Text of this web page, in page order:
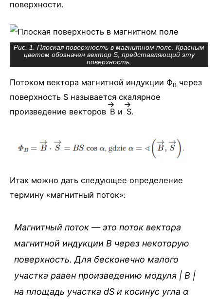
поверхности.
Рис. 1. Плоская поверхность в магнитном поле. Красным
цветом обозначен вектор S, представляющий эту
поверхность.
Потоком вектора магнитной индукции ФB через
поверхность S называется скалярное
произведение векторов B и S.
Итак можно дать следующее определение
термину «магнитный поток»:
Магнитный поток — это поток вектора
магнитной индукции B через некоторую
поверхность. Для бесконечно малого
участка равен произведению модуля | B |
на площадь участка dS и косинус угла α